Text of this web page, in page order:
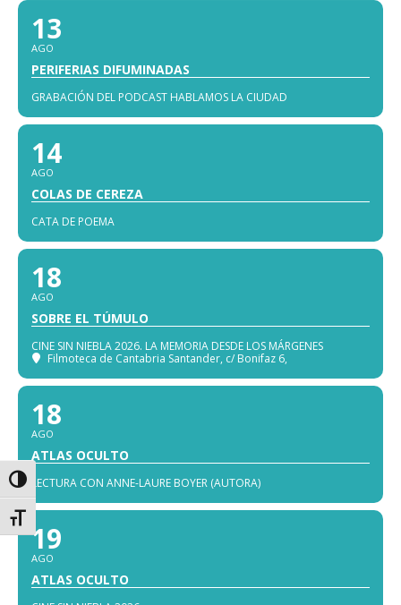
Alternar alto contraste
Alternar tamaño de letra
13
AGO
PERIFERIAS DIFUMINADAS
GRABACIÓN DEL PODCAST HABLAMOS LA CIUDAD
14
AGO
COLAS DE CEREZA
CATA DE POEMA
18
AGO
SOBRE EL TÚMULO
CINE SIN NIEBLA 2026. LA MEMORIA DESDE LOS MÁRGENES
Filmoteca de Cantabria Santander, c/ Bonifaz 6,
18
AGO
ATLAS OCULTO
LECTURA CON ANNE-LAURE BOYER (AUTORA)
19
AGO
ATLAS OCULTO